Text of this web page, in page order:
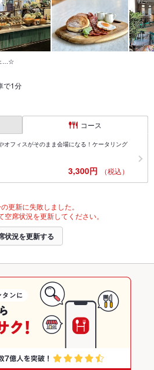
…☆
で1分
コース
オフィスがそのまま会場になる！ケータリング
3,300円 （税込）
更新に失敗しました。
席状況を更新してください。
状況を更新する